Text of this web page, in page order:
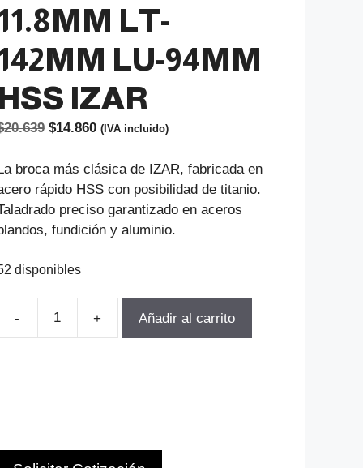
LT-
LU-94MM
HSS IZAR
20.639 El
original
era:
$20.639.
$14.860El
actual
es:
$14.860.
(IVA incluido)
broca más clásica de IZAR, fabricada en
rápido HSS con posibilidad de titanio.
preciso garantizado en aceros
fundición y aluminio.
disponibles
Añadir al carrito